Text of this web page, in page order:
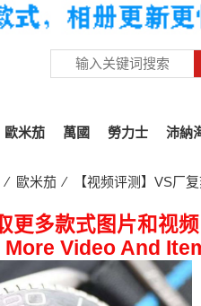
歐米茄 萬國 勞力士 沛納
⁄ 歐米茄 ⁄ 【视频评测】VS厂
更多款式图片和视频
Video And